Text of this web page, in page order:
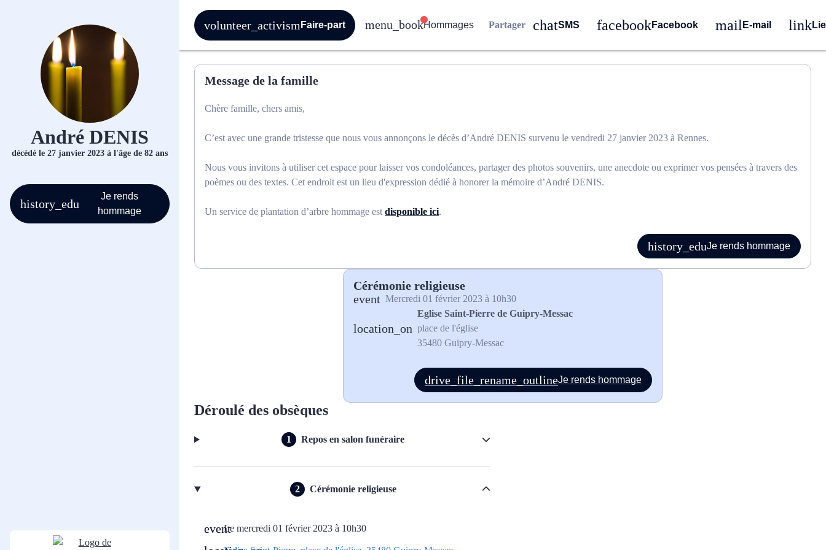
André DENIS
décédé le 27 janvier 2023 à l'âge de 82 ans
Je rends
hommage
Faire-part Hommages Partager SMS Facebook E-mail
Message de la famille
Chère famille, chers amis,
C’est avec une grande tristesse que nous vous annonçons le décès d’André DENIS survenu le vendredi 27 janvier 2023 à Rennes.
Nous vous invitons à utiliser cet espace pour laisser vos condoléances, partager des photos souvenirs, une anecdote ou exprimer vos pensées à travers des
poèmes ou des textes. Cet endroit est un lieu d'expression dédié à honorer la mémoire d’André DENIS.
Un service de plantation d’arbre hommage est disponible ici.
Je rends hommage
Cérémonie religieuse
mercredi 01 février 2023 à 10h30
Eglise Saint-Pierre de Guipry-Messac
place de l'église
35480 Guipry-Messac
Je rends hommage
Déroulé des obsèques
Repos en salon funéraire
Cérémonie religieuse
Le mercredi 01 février 2023 à 10h30